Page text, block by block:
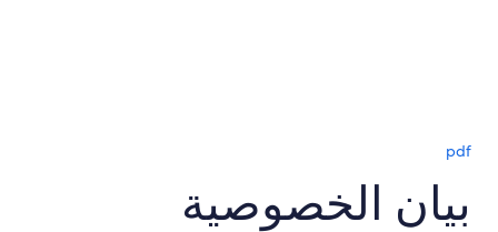
pdf
بيان الخصوصية